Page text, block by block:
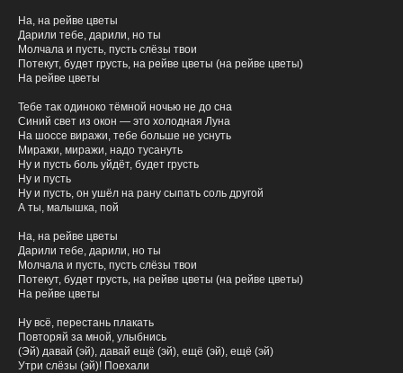
На, на рейве цветы
Дарили тебе, дарили, но ты
Молчала и пусть, пусть слёзы твои
Потекут, будет грусть, на рейве цветы (на рейве цветы)
На рейве цветы
Тебе так одиноко тёмной ночью не до сна
Синий свет из окон — это холодная Луна
На шоссе виражи, тебе больше не уснуть
Миражи, миражи, надо тусануть
Ну и пусть боль уйдёт, будет грусть
Ну и пусть
Ну и пусть, он ушёл на рану сыпать соль другой
А ты, малышка, пой
На, на рейве цветы
Дарили тебе, дарили, но ты
Молчала и пусть, пусть слёзы твои
Потекут, будет грусть, на рейве цветы (на рейве цветы)
На рейве цветы
Ну всё, перестань плакать
Повторяй за мной, улыбнись
(Эй) давай (эй), давай ещё (эй), ещё (эй), ещё (эй)
Утри слёзы (эй)! Поехали
Отправьте нам демо